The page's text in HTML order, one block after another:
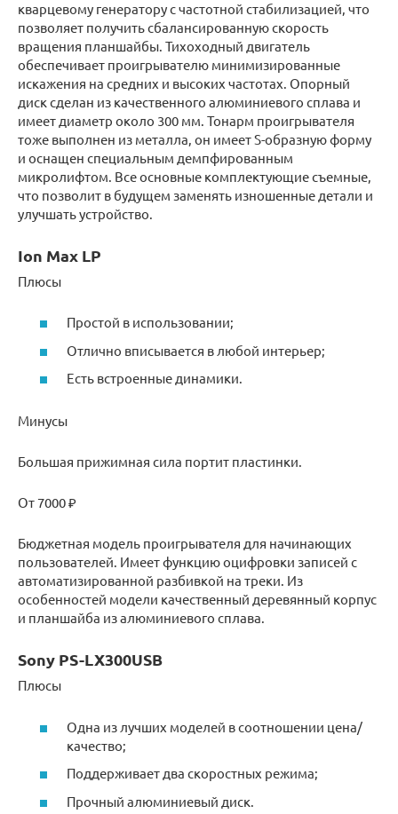
кварцевому генератору с частотной стабилизацией, что
позволяет получить сбалансированную скорость
вращения планшайбы. Тихоходный двигатель
обеспечивает проигрывателю минимизированные
искажения на средних и высоких частотах. Опорный
диск сделан из качественного алюминиевого сплава и
имеет диаметр около 300 мм. Тонарм проигрывателя
тоже выполнен из металла, он имеет S-образную форму
и оснащен специальным демпфированным
микролифтом. Все основные комплектующие съемные,
что позволит в будущем заменять изношенные детали и
улучшать устройство.
Ion Max LP
Плюсы
Простой в использовании;
Отлично вписывается в любой интерьер;
Есть встроенные динамики.
Минусы
Большая прижимная сила портит пластинки.
От 7000 ₽
Бюджетная модель проигрывателя для начинающих
пользователей. Имеет функцию оцифровки записей с
автоматизированной разбивкой на треки. Из
особенностей модели качественный деревянный корпус
и планшайба из алюминиевого сплава.
Sony PS-LX300USB
Плюсы
Одна из лучших моделей в соотношении цена/
качество;
Поддерживает два скоростных режима;
Прочный алюминиевый диск.